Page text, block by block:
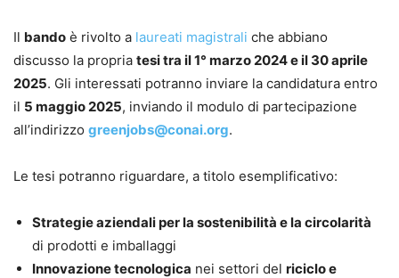
Il bando è rivolto a laureati magistrali che abbiano
discusso la propria tesi tra il 1° marzo 2024 e il 30 aprile
2025. Gli interessati potranno inviare la candidatura entro
il 5 maggio 2025, inviando il modulo di partecipazione
all’indirizzo greenjobs@conai.org.
Le tesi potranno riguardare, a titolo esemplificativo:
Strategie aziendali per la sostenibilità e la circolarità
di prodotti e imballaggi
Innovazione tecnologica nei settori del riciclo e